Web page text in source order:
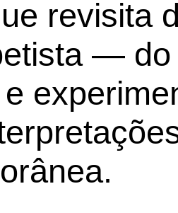
revisita
—
e